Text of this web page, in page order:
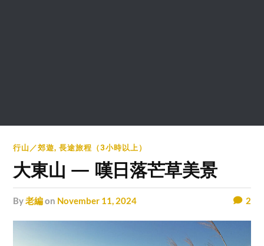
行山／郊遊,長途旅程（3小時以上）
大東山 — 嘆日落芒草美景
by老編on November 11, 2024 2